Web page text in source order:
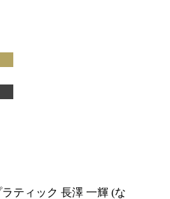
ティック 長澤 一輝 (な